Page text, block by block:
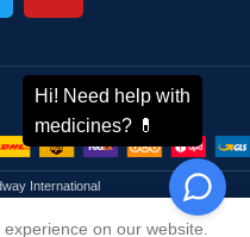
Sistema de envío:
International
on our website.